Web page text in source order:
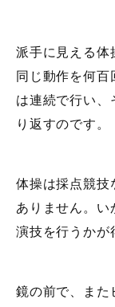
派手に見える体
同じ動作を何百
は連続で行い、
り返すのです。
体操は採点競技
ありません。い
演技を行うかが
鏡の前で、また